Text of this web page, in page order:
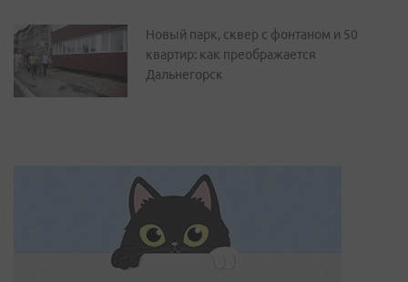
Новый парк, сквер с фонтаном и 50
квартир: как преображается
Дальнегорск